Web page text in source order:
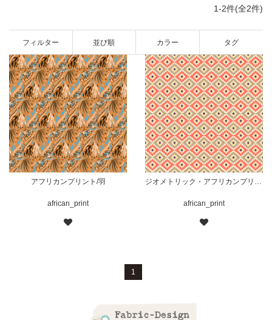
1-2件(全2件)
フィルター 並び順 カラー タグ
アフリカンプリント/羽
african_print
ジオメトリック・アフリカンプリント
african_print
1